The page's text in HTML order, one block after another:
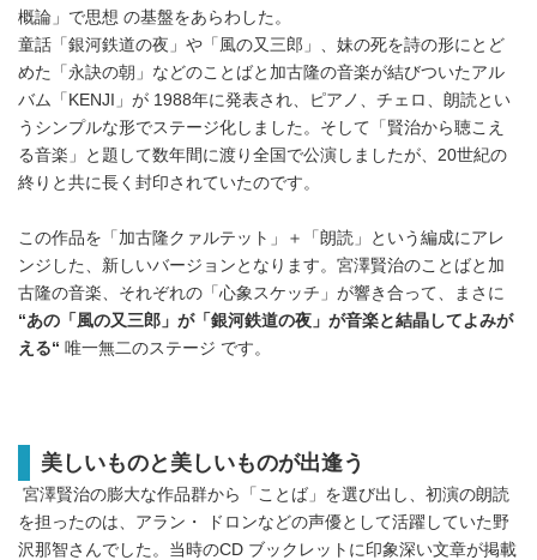
概論」で思想 の基盤をあらわした。
童話「銀河鉄道の夜」や「風の又三郎」、妹の死を詩の形にとど
めた「永訣の朝」などのことばと加古隆の音楽が結びついたアル
バム「KENJI」が 1988年に発表され、ピアノ、チェロ、朗読とい
うシンプルな形でステージ化しました。そして「賢治から聴こえ
る音楽」と題して数年間に渡り全国で公演しましたが、20世紀の
終りと共に長く封印されていたのです。
この作品を「加古隆クァルテット」＋「朗読」という編成にアレ
ンジした、新しいバージョンとなります。宮澤賢治のことばと加
古隆の音楽、それぞれの「心象スケッチ」が響き合って、まさに
“あの「風の又三郎」が「銀河鉄道の夜」が音楽と結晶してよみが
える“ 唯一無二のステージ です。
美しいものと美しいものが出逢う
宮澤賢治の膨大な作品群から「ことば」を選び出し、初演の朗読
を担ったのは、アラン・ ドロンなどの声優として活躍していた野
沢那智さんでした。当時のCD ブックレットに印象深い文章が掲載